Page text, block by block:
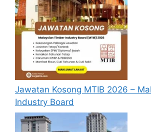
Jawatan Kosong MTIB 2026 –
Industry Board